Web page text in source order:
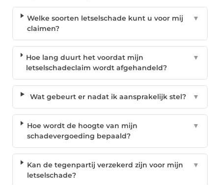
Welke soorten letselschade kunt u voor mij
claimen?
▼
Hoe lang duurt het voordat mijn
letselschadeclaim wordt afgehandeld?
▼
Wat gebeurt er nadat ik aansprakelijk stel? ▼
Hoe wordt de hoogte van mijn
schadevergoeding bepaald?
▼
Kan de tegenpartij verzekerd zijn voor mijn
letselschade?
▼